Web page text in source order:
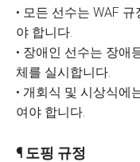
• 모든 선수는 WAF
야 합니다.
• 장애인 선수는 장애
체를 실시합니다.
• 개회식 및 시상식에
여야 합니다.
¶ 도핑 규정